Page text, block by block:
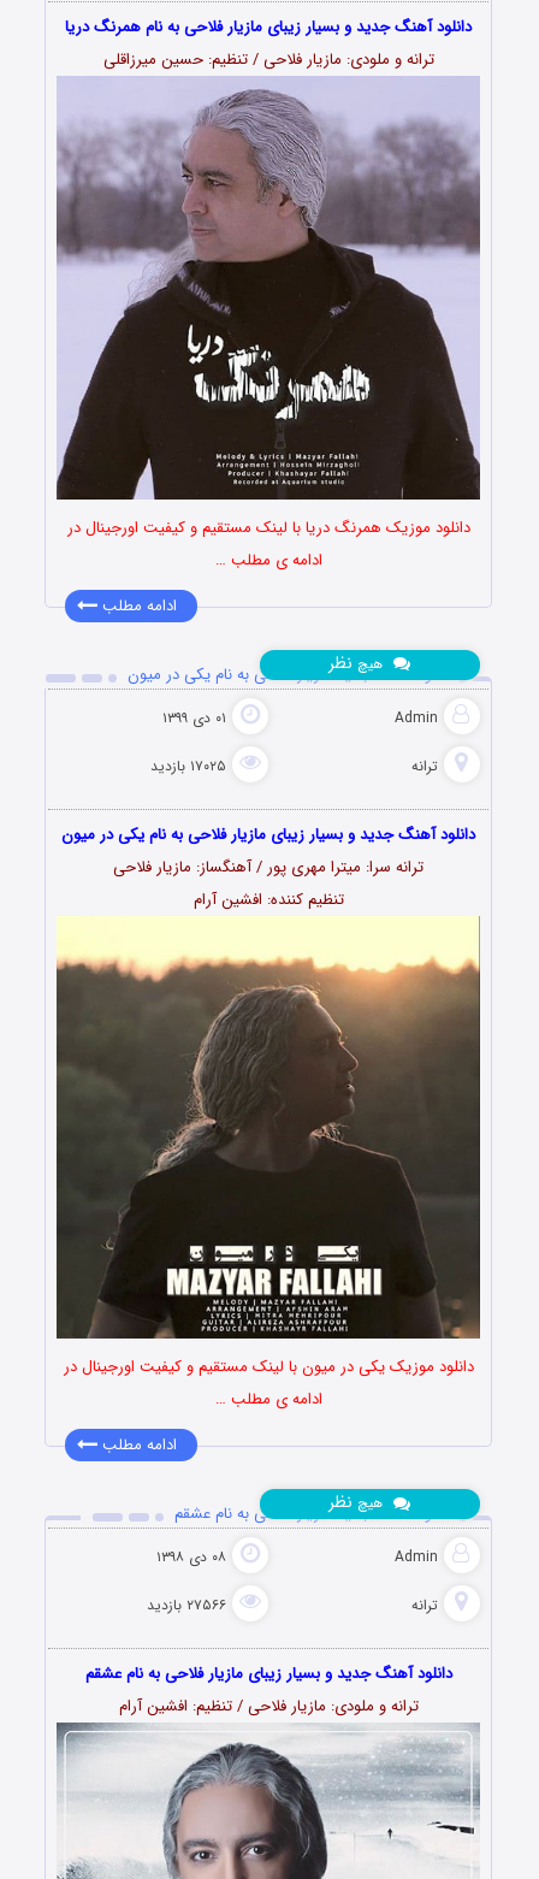
دانلود آهنگ جدید و بسیار زیبای مازیار فلاحی به نام همرنگ دریا
ترانه و ملودی: مازیار فلاحی / تنظیم: حسین میرزاقلی
دانلود موزیک همرنگ دریا با لینک مستقیم و کیفیت اورجینال در
ادامه ی مطلب …
ادامه مطلب
دانلود آهنگ جدید مازیار فلاحی به نام یکی در میون
Admin ۰۱ دی ۱۳۹۹
ترانه ۱۷۰۲۵ بازدید
هیچ نظر
دانلود آهنگ جدید و بسیار زیبای مازیار فلاحی به نام یکی در میون
ترانه سرا: میترا مهری پور / آهنگساز: مازیار فلاحی
تنظیم کننده: افشین آرام
دانلود موزیک یکی در میون با لینک مستقیم و کیفیت اورجینال در
ادامه ی مطلب …
ادامه مطلب
دانلود آهنگ جدید مازیار فلاحی به نام عشقم
Admin ۰۸ دی ۱۳۹۸
ترانه ۲۷۵۶۶ بازدید
هیچ نظر
دانلود آهنگ جدید و بسیار زیبای مازیار فلاحی به نام عشقم
ترانه و ملودی: مازیار فلاحی / تنظیم: افشین آرام